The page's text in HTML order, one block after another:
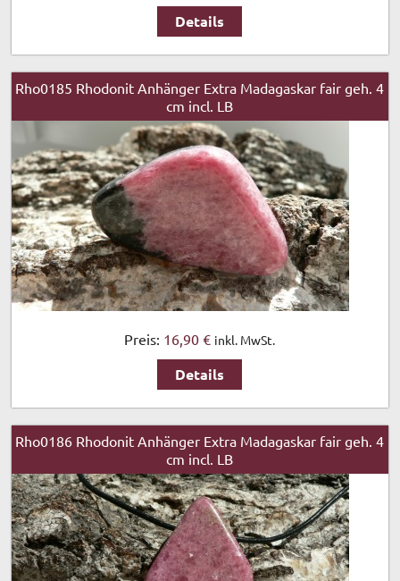
Details
Rho0185 Rhodonit Anhänger Extra Madagaskar fair geh. 4
cm incl. LB
Preis: 16,90 € inkl. MwSt.
Details
Rho0186 Rhodonit Anhänger Extra Madagaskar fair geh. 4
cm incl. LB